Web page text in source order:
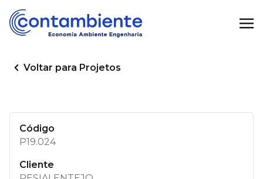
Voltar para Projetos
Código
P19.024
Cliente